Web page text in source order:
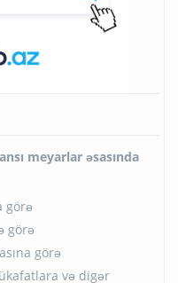
meyarlar əsasında
görə
görə
görə
və digər